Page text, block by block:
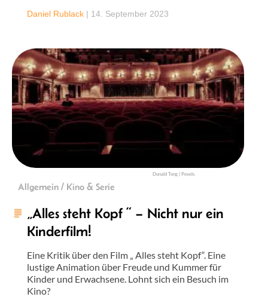
Daniel Rublack | 14. September 2023
Donald Tong | Pexels
Allgemein / Kino & Serie
„Alles steht Kopf “ – Nicht nur ein
Kinderfilm!
Eine Kritik über den Film „ Alles steht Kopf“. Eine
lustige Animation über Freude und Kummer für
Kinder und Erwachsene. Lohnt sich ein Besuch im
Kino?